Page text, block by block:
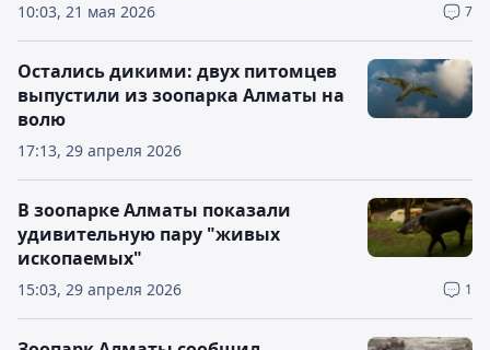
10:03, 21 мая 2026 7
17:13, 29 апреля 2026
Остались дикими: двух питомцев
выпустили из зоопарка Алматы на
волю
15:03, 29 апреля 2026 1
В зоопарке Алматы показали
удивительную пару "живых
ископаемых"